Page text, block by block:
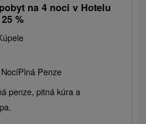
na 4 noci v Hotelu
%
Plná Penze
penze, pitná kúra a